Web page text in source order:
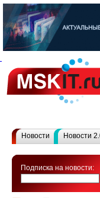
Новости Новости
Подписка на новости: